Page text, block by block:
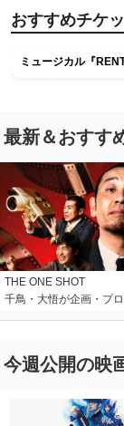
おすすめチケ
ミュージカル『RENT
最新＆おすす
THE ONE SHOT
千鳥・大悟が企画・プ
今週公開の映